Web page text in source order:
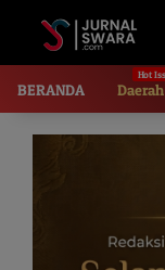
BERANDA Daerah